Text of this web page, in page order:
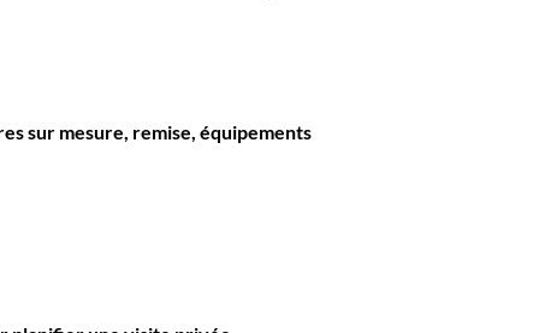
sur mesure, remise, équipements